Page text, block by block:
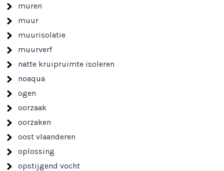
muren
muur
muurisolatie
muurverf
natte kruipruimte isoleren
noaqua
ogen
oorzaak
oorzaken
oost vlaanderen
oplossing
opstijgend vocht